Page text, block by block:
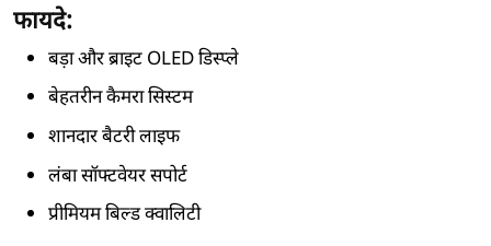
फायदे:
बड़ा और ब्राइट OLED डिस्प्ले
बेहतरीन कैमरा सिस्टम
शानदार बैटरी लाइफ
लंबा सॉफ्टवेयर सपोर्ट
प्रीमियम बिल्ड क्वालिटी